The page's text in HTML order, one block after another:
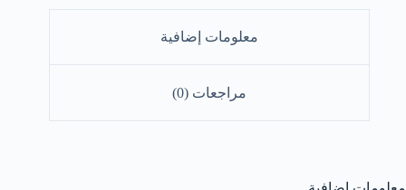
معلومات إضافية
مراجعات (0)